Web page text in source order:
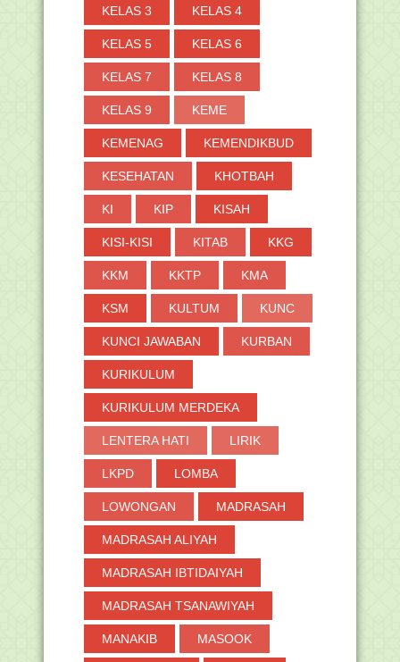
2019(691)
►2018(264)
2017(371)
2016(2)
KELAS 3 KELAS 4
KELAS 5 KELAS 6
KELAS 7 KELAS 8
KELAS 9 KEME
KEMENAG KEMENDIKBUD
KESEHATAN KHOTBAH
KI KIP KISAH
KISI-KISI KITAB KKG
KKM KKTP KMA
KSM KULTUM KUNC
KUNCI JAWABAN KURBAN
KURIKULUM
KURIKULUM MERDEKA
LENTERA HATI LIRIK
LKPD LOMBA
LOWONGAN MADRASAH
MADRASAH ALIYAH
MADRASAH IBTIDAIYAH
MADRASAH TSANAWIYAH
MANAKIB MASOOK